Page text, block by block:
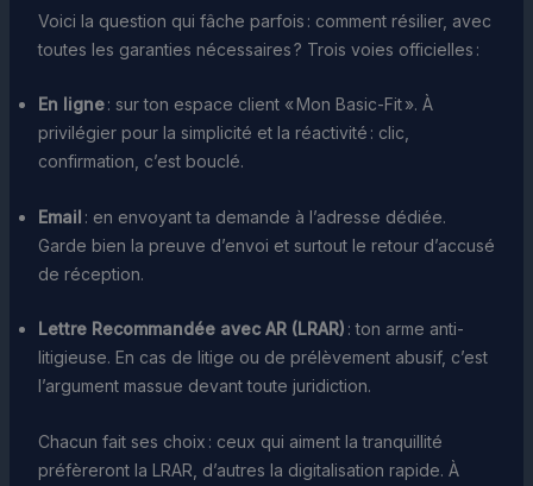
Voici la question qui fâche parfois : comment résilier, avec
toutes les garanties nécessaires ? Trois voies officielles :
En ligne: sur ton espace client « Mon Basic-Fit ». À
privilégier pour la simplicité et la réactivité : clic,
confirmation, c’est bouclé.
Email : en envoyant ta demande à l’adresse dédiée.
Garde bien la preuve d’envoi et surtout le retour d’accusé
de réception.
Lettre Recommandée avec AR (LRAR) : ton arme anti-
litigieuse. En cas de litige ou de prélèvement abusif, c’est
l’argument massue devant toute juridiction.
Chacun fait ses choix : ceux qui aiment la tranquillité
préfèreront la LRAR, d’autres la digitalisation rapide. À